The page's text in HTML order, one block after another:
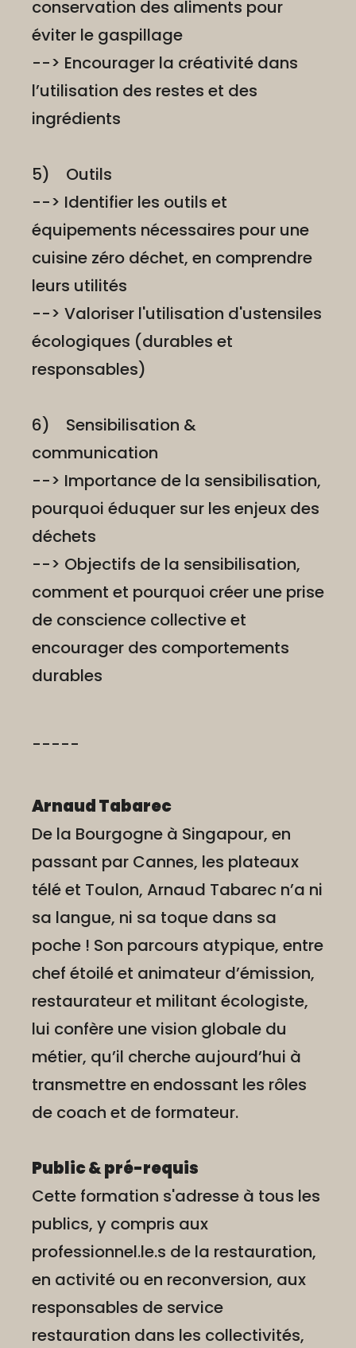
conservation des aliments pour
éviter le gaspillage
--> Encourager la créativité dans
l’utilisation des restes et des
ingrédients
5) Outils
--> Identifier les outils et
équipements nécessaires pour une
cuisine zéro déchet, en comprendre
leurs utilités
--> Valoriser l'utilisation d'ustensiles
écologiques (durables et
responsables)
6) Sensibilisation &
communication
--> Importance de la sensibilisation,
pourquoi éduquer sur les enjeux des
déchets
--> Objectifs de la sensibilisation,
comment et pourquoi créer une prise
de conscience collective et
encourager des comportements
durables
-----
Arnaud Tabarec
De la Bourgogne à Singapour, en
passant par Cannes, les plateaux
télé et Toulon, Arnaud Tabarec n’a ni
sa langue, ni sa toque dans sa
poche ! Son parcours atypique, entre
chef étoilé et animateur d’émission,
restaurateur et militant écologiste,
lui confère une vision globale du
métier, qu’il cherche aujourd’hui à
transmettre en endossant les rôles
de coach et de formateur.
Public & pré-requis
Cette formation s'adresse à tous les
publics, y compris aux
professionnel.le.s de la restauration,
en activité ou en reconversion, aux
responsables de service
restauration dans les collectivités,